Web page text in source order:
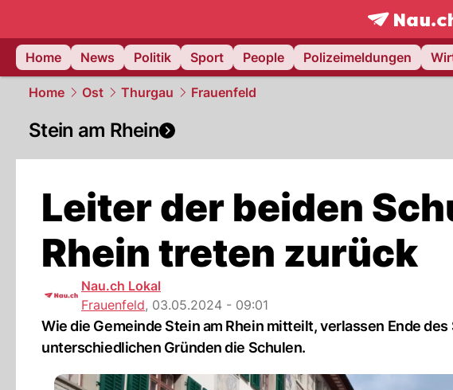
frontpage.
Home
News Politik Sport People Polizeimeldungen
Home Ost Thurgau Frauenfeld
Stein am Rhein
Leiter der beiden
Rhein treten zurück
Nau.ch Lokal
Frauenfeld, 03.05.2024 - 09:01
Wie die Gemeinde Stein am Rhein mitteilt, verlassen Ende
unterschiedlichen Gründen die Schulen.